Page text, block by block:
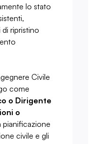
lo stato
ripristino
Civile
come
o Dirigente
o
pianificazione
civile e gli